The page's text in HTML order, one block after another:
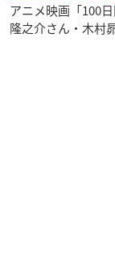
アニメ映画「100
隆之介さん・木村